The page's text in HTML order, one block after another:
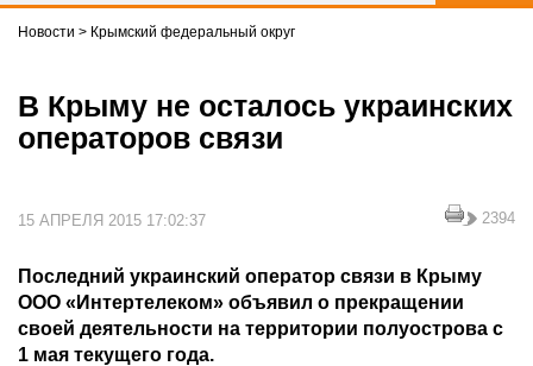
Новости > Крымский федеральный округ
В Крыму не осталось украинских
операторов связи
15 АПРЕЛЯ 2015 17:02:37 2394
Последний украинский оператор связи в Крыму
ООО «Интертелеком» объявил о прекращении
своей деятельности на территории полуострова с
1 мая текущего года.